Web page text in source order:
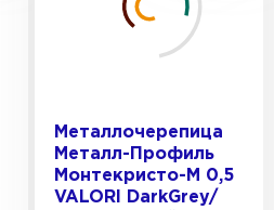
Металлочерепица
Металл-Профиль
Монтекристо-M 0,5
VALORI DarkGrey/